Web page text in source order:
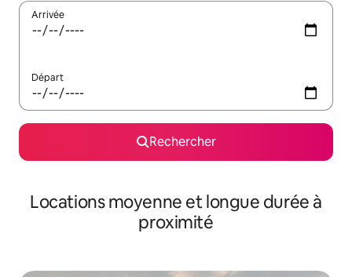
Arrivée
Départ
Rechercher
Locations moyenne et longue durée à
proximité